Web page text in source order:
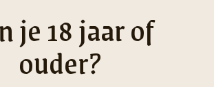
je 18 jaar of
ouder?
vergeten? Voer je
of e-mailadres in. Je
link via e-mail om een
in te stellen.